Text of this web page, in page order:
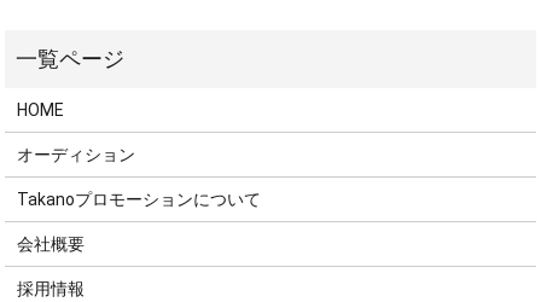
HOME
オーディション
Takanoプロモーションについて
会社概要
採用情報